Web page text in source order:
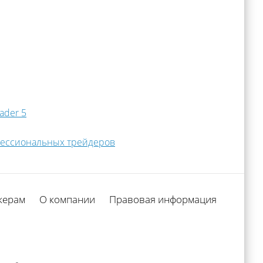
5
трейдеров
О компании Правовая информация